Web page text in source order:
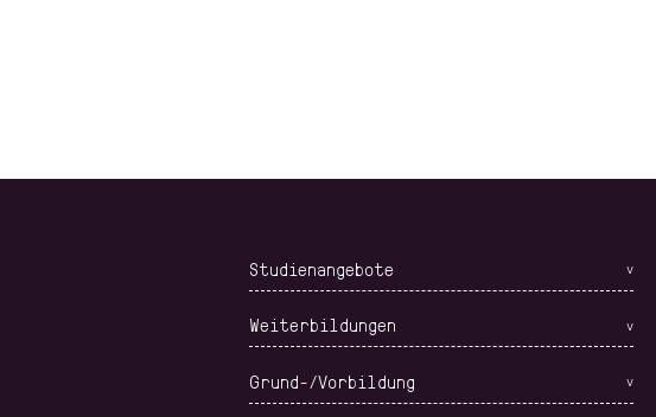
Studienangebote
Weiterbildungen
Grund-/Vorbildung